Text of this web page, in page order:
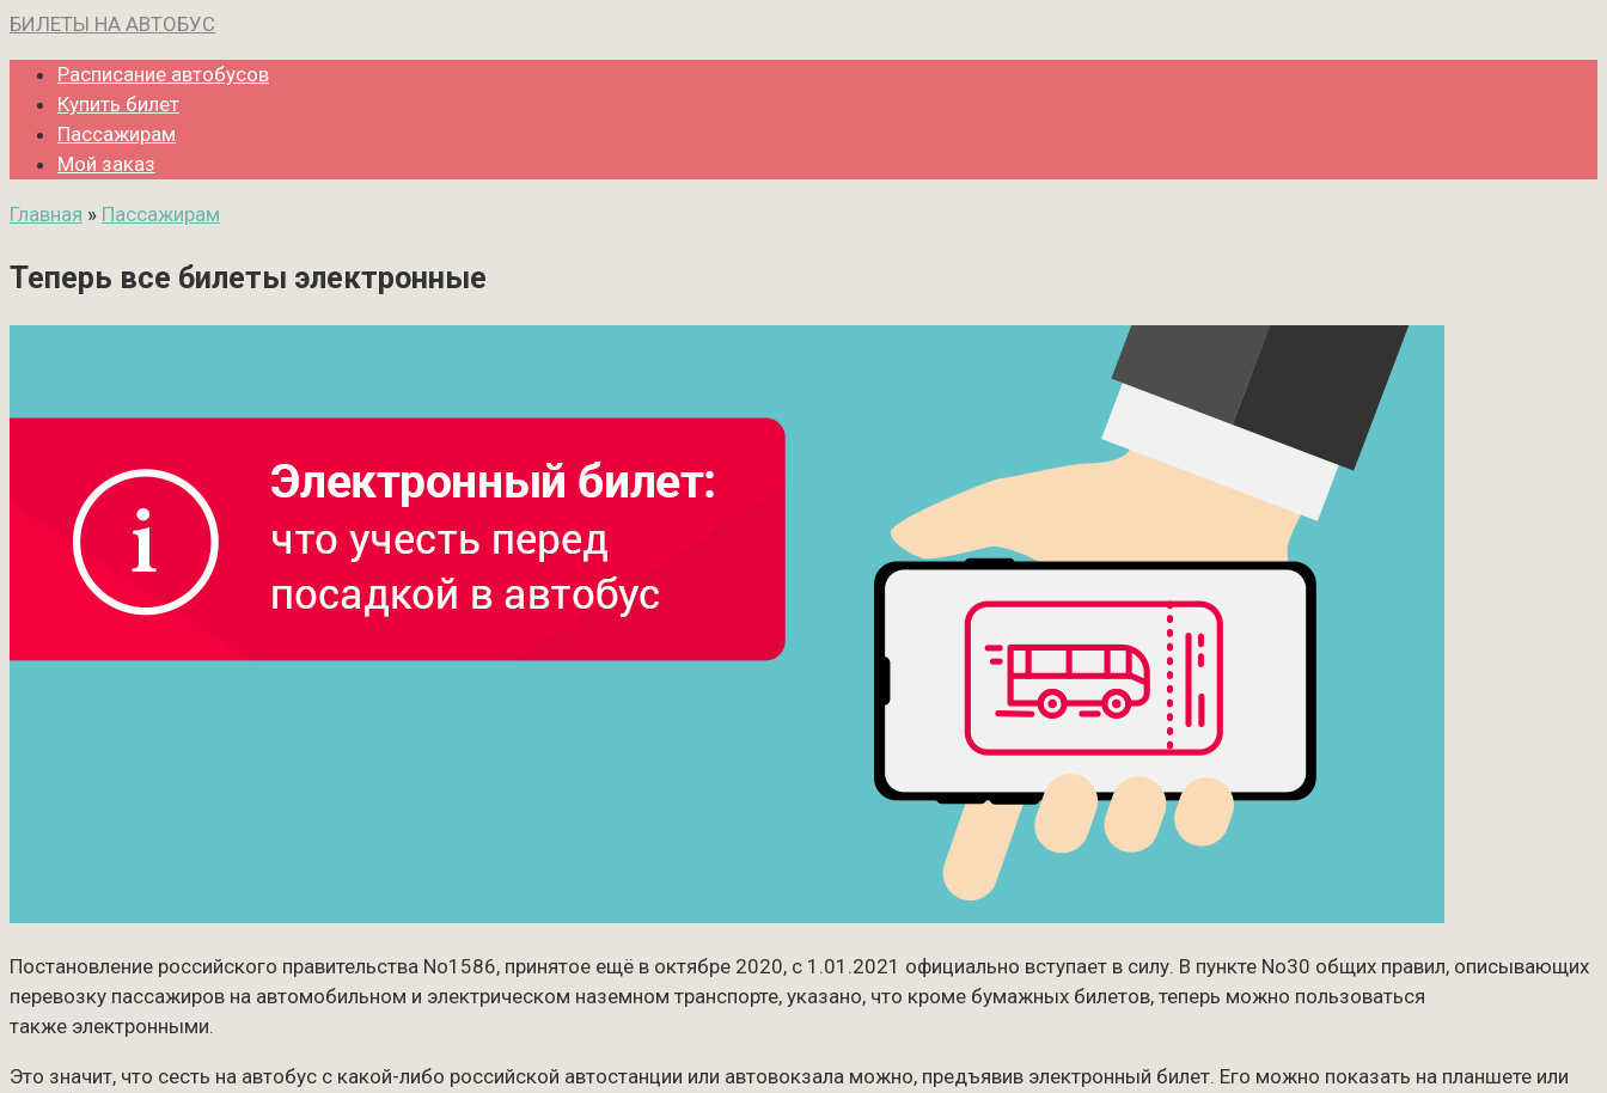
Перейти
контенту
БИЛЕТЫ НА АВТОБУС
Расписание автобусов
Купить билет
Пассажирам
Мой заказ
Главная » Пассажирам
Теперь все билеты электронные
Постановление российского правительства No1586, принятое ещё в октябре 2020, с 1.01.2021 официально вступает в силу. В пункте No30 общих правил, описывающих
перевозку пассажиров на автомобильном и электрическом наземном транспорте, указано, что кроме бумажных билетов, теперь можно пользоваться
также электронными.
Это значит, что сесть на автобус с какой-либо российской автостанции или автовокзала можно, предъявив электронный билет. Его можно показать на планшете или